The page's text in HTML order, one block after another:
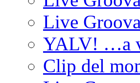
Live
YALV! …a
Clip del